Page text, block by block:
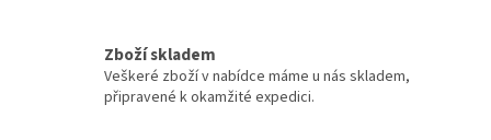
Zboží skladem
Veškeré zboží v nabídce máme u nás skladem,
připravené k okamžité expedici.